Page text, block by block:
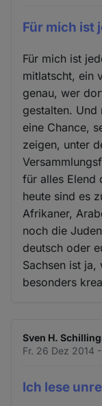
Für mich ist
Für mich ist
mitlatscht, ein
genau, wer
gestalten. Und
eine Chance,
zeigen, unter
für alles Elend
heute sind es
Afrikaner,
noch die
deutsch oder
Sachsen ist ja,
besonders
Sven H.
Fr. 26 Dez 2014 -
Ich lese